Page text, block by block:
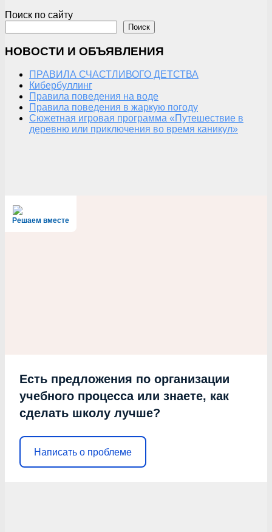
Поиск по сайту
Поиск
НОВОСТИ И ОБЪЯВЛЕНИЯ
ПРАВИЛА СЧАСТЛИВОГО ДЕТСТВА
Кибербуллинг
Правила поведения на воде
Правила поведения в жаркую погоду
Сюжетная игровая программа «Путешествие в
деревню или приключения во время каникул»
Решаем вместе
Есть предложения по организации
учебного процесса или знаете, как
сделать школу лучше?
Написать о проблеме